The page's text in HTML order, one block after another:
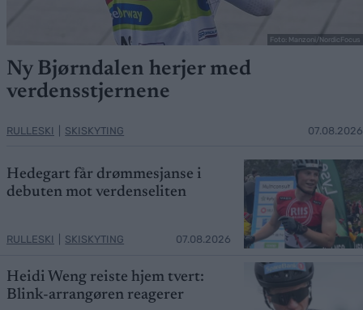
Foto: Manzoni/NordicFocus
Ny Bjørndalen herjer med
verdensstjernene
RULLESKI SKISKYTING 07.08.2026
Hedegart får drømmesjanse i
debuten mot verdenseliten
RULLESKI SKISKYTING 07.08.2026
Heidi Weng reiste hjem tvert:
Blink-arrangøren reagerer